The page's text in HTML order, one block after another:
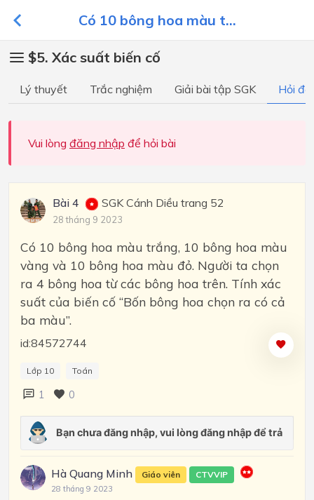
Có 10 bông hoa màu t...
$5. Xác suất biến cố
Lý thuyết Trắc nghiệm Giải bài tập SGK Hỏi
Vui lòng đăng nhập để hỏi bài
Bài 4 SGK Cánh Diều trang 52
28 tháng 9 2023
Có 10 bông hoa màu trắng, 10 bông hoa màu
vàng và 10 bông hoa màu đỏ. Người ta chọn
ra 4 bông hoa từ các bông hoa trên. Tính xác
suất của biến cố “Bốn bông hoa chọn ra có cả
ba màu”.
id:84572744
Lớp 10 Toán
1 0
Hà Quang Minh Giáo viên CTVVIP
28 tháng 9 2023